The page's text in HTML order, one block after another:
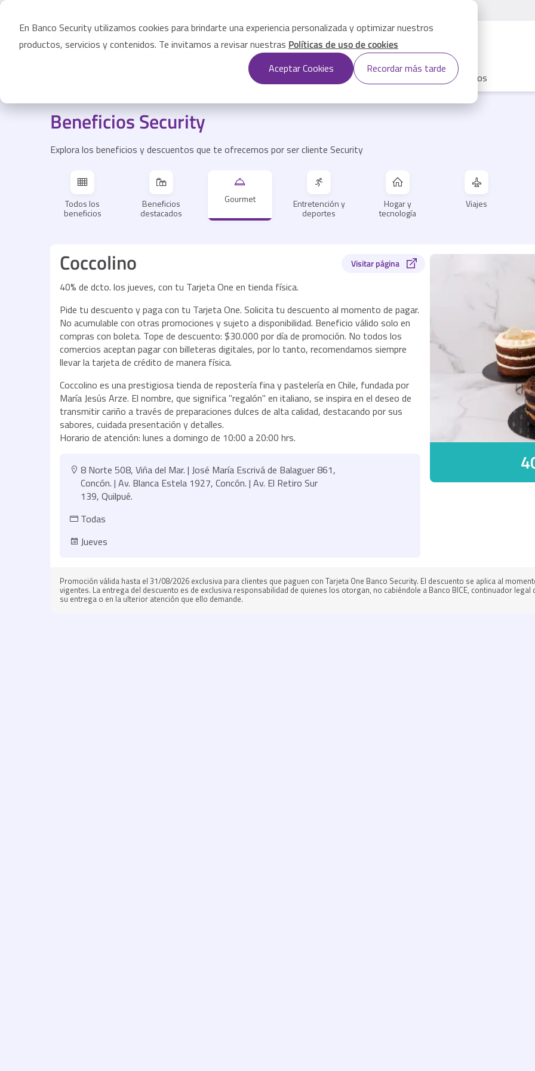
En Banco Security utilizamos cookies para brindarte una experiencia personalizada y optimizar nuestros
productos, servicios y contenidos. Te invitamos a revisar nuestras Políticas de uso de cookies
Aceptar Cookies
Recordar más tarde
Pasar
contenido
principal
Simuladores Inversiones Beneficios
Beneficios Security
Explora los beneficios y descuentos que te ofrecemos por ser cliente Security
Todos los
beneficios
Beneficios
destacados
Gourmet Entretención y
deportes
Hogar y
tecnología
Viajes
Coccolino Visitar página
40% de dcto. los jueves, con tu Tarjeta One en tienda física.
Pide tu descuento y paga con tu Tarjeta One. Solicita tu descuento al momento de pagar.
No acumulable con otras promociones y sujeto a disponibilidad. Beneficio válido solo en
compras con boleta. Tope de descuento: $30.000 por día de promoción. No todos los
comercios aceptan pagar con billeteras digitales, por lo tanto, recomendamos siempre
llevar la tarjeta de crédito de manera física.
Coccolino es una prestigiosa tienda de repostería fina y pastelería en Chile, fundada por
María Jesús Arze. El nombre, que significa "regalón" en italiano, se inspira en el deseo de
transmitir cariño a través de preparaciones dulces de alta calidad, destacando por sus
sabores, cuidada presentación y detalles.
Horario de atención: lunes a domingo de 10:00 a 20:00 hrs.
8 Norte 508, Viña del Mar. | José María Escrivá de Balaguer 861,
Concón. | Av. Blanca Estela 1927, Concón. | Av. El Retiro Sur
139, Quilpué.
Todas
Jueves
Promoción válida hasta el 31/08/2026 exclusiva para clientes que paguen con Tarjeta One Banco Security. El descuento se aplica al
vigentes. La entrega del descuento es de exclusiva responsabilidad de quienes los otorgan, no cabiéndole a Banco BICE, continuador
su entrega o en la ulterior atención que ello demande.